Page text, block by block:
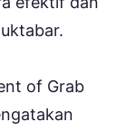
of Grab